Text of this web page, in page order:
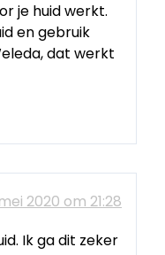
je huid werkt.
en gebruik
dat werkt
2020 om 21:28
Ik ga dit zeker